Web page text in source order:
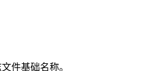
件基础名称。